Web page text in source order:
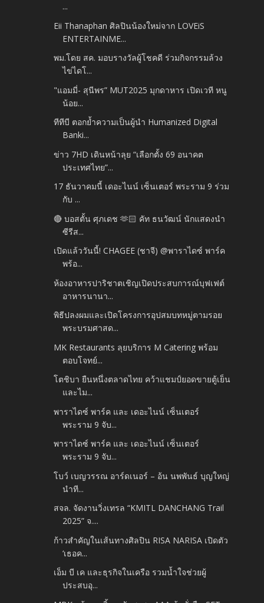
...
Eii Thanaphan ศิลปินน้องใหม่จาก LOVEiS
ENTERTAINME...
พม.โดย สค. มอบรางวัลผู้โชคดี ร่วมกิจกรรมล้วง
ไข่ไดโ...
"แอมมี่- สุนีพร” MUT2025 มุกดาหาร เปิดเวที หนู
น้อย...
ทีทีบี ตอกย้ำความเป็นผู้นำ Humanized Digital
Banki...
ข่าว 7HD เดินหน้าลุย “เลือกตั้ง 69 อนาคต
ประเทศไทย”...
17 ธันวาคมนี้ เดอะไนน์ เซ็นเตอร์ พระราม 9 ร่วม
กับ ...
🔴 บอสตั้น ศุภเดช 🫶🏻 คัท ธนวัฒน์ นักแสดงนำ
ซีรีส...
เปิดแล้ววันนี้! CHAGEE (ชาจี) @พาราไดซ์ พาร์ค
พร้อ...
ห้องอาหารปาริชาตเชิญเปิดประสบการณ์บุฟเฟต์
อาหารนานา...
พิธีปลงผมและเปิดโครงการอุปสมบทหมู่ตามรอย
พระบรมศาสด...
MK Restaurants ลุยบริการ M Catering พร้อม
ตอบโจทย์...
โตชิบา ยืนหนึ่งตลาดไทย คว้าแชมป์ยอดขายตู้เย็น
และไม...
พาราไดซ์ พาร์ค และ เดอะไนน์ เซ็นเตอร์
พระราม 9 จับ...
พาราไดซ์ พาร์ค และ เดอะไนน์ เซ็นเตอร์
พระราม 9 จับ...
โบว์ เบญวรรณ อาร์ดเนอร์ – อ้น นพพันธ์ บุญใหญ่
นำที...
สจล. จัดงานวิ่งเทรล “KMITL DANCHANG Trail
2025” จ....
ก้าวสำคัญในเส้นทางศิลปิน RISA NARISA เปิดตัว
‘เธอค...
เอ็ม บี เค และธุรกิจในเครือ รวมน้ำใจช่วยผู้
ประสบอุ...